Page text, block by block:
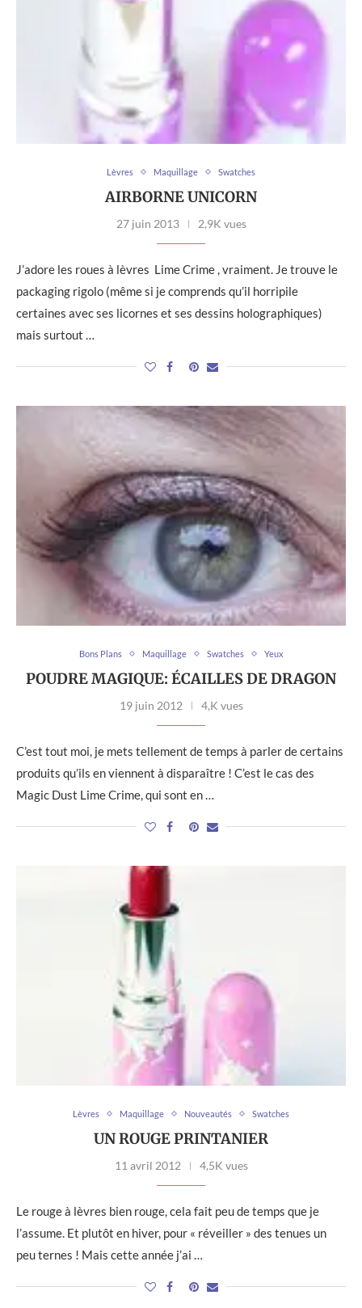
Lèvres Maquillage Swatches
AIRBORNE UNICORN
27 juin 2013 2,9K vues
J’adore les roues à lèvres Lime Crime , vraiment. Je trouve le
packaging rigolo (même si je comprends qu’il horripile
certaines avec ses licornes et ses dessins holographiques)
mais surtout …
Bons Plans Maquillage Swatches Yeux
POUDRE MAGIQUE: ÉCAILLES DE DRAGON
19 juin 2012 4,K vues
C’est tout moi, je mets tellement de temps à parler de certains
produits qu’ils en viennent à disparaître ! C’est le cas des
Magic Dust Lime Crime, qui sont en …
Lèvres Maquillage Nouveautés Swatches
UN ROUGE PRINTANIER
11 avril 2012 4,5K vues
Le rouge à lèvres bien rouge, cela fait peu de temps que je
l’assume. Et plutôt en hiver, pour « réveiller » des tenues un
peu ternes ! Mais cette année j’ai …